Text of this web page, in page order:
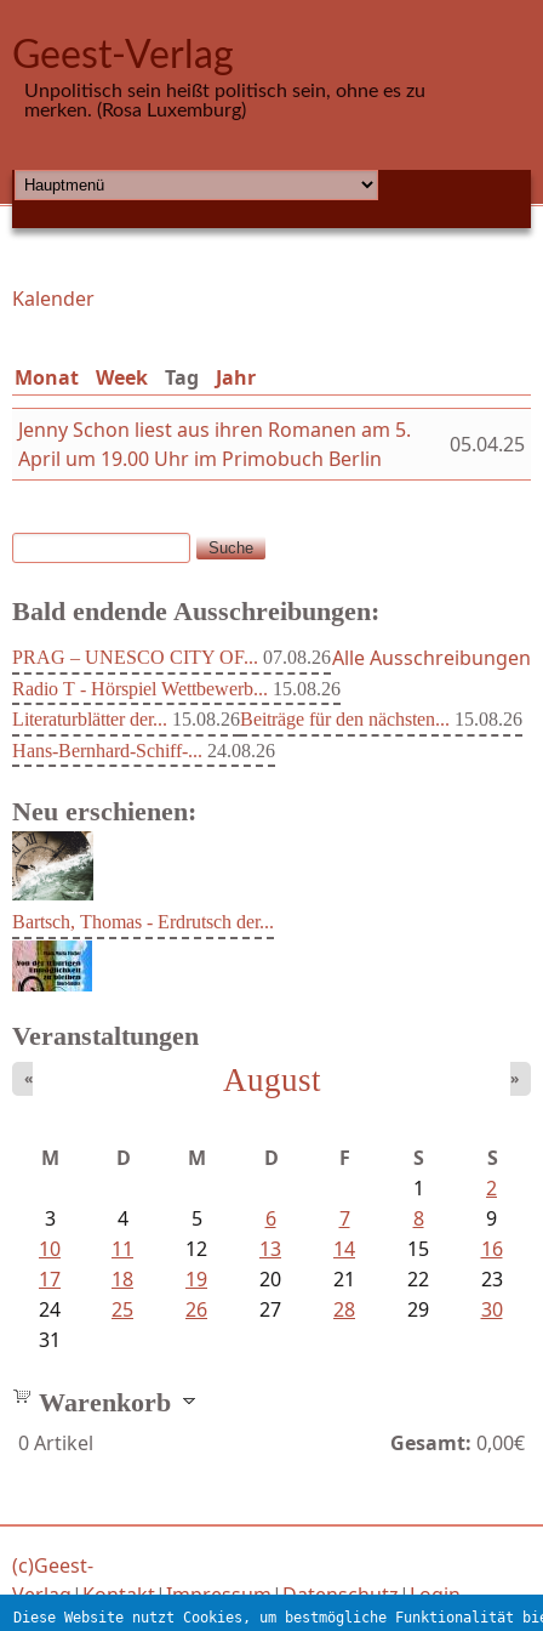
Geest-Verlag
Unpolitisch sein heißt politisch sein, ohne es zu
merken. (Rosa Luxemburg)
HAUPTMENÜ
Sie sind hier
Kalender
Monat Week Tag (aktiver Reiter)
Jahr
Jenny Schon liest aus ihren Romanen am 5.
April um 19.00 Uhr im Primobuch Berlin
05.04.25
Suchformular
Suche
Bald endende Ausschreibungen:
PRAG – UNESCO CITY OF... 07.08.26
Radio T - Hörspiel Wettbewerb... 15.08.26
Literaturblätter der... 15.08.26Beiträge für den nächsten... 15.08.26
Hans-Bernhard-Schiff-... 24.08.26
Alle Ausschreibungen
Neu erschienen:
Bartsch, Thomas - Erdrutsch der...
Veranstaltungen
August
« »
M D M D F S
S
1
2
3
4 5 6 7 8
9
10
11 12 13 14 15
16
17
18 19 20 21 22
23
24
25 26 27 28 29
30
31
Warenkorb
0Artikel Gesamt: 0,00€
(c)Geest-
Verlag|Kontakt|Impressum|Datenschutz|Login
Diese Website nutzt Cookies, um bestmögliche Funktionalität